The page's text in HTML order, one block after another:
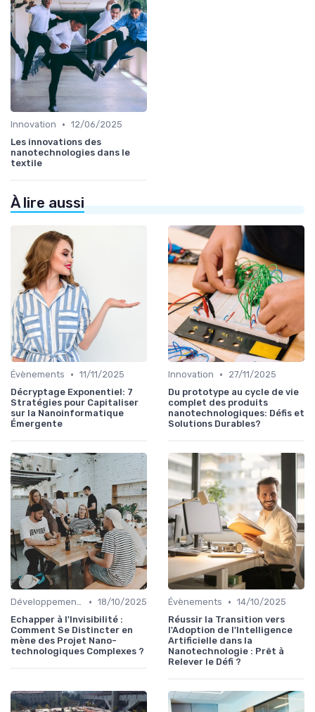
Innovation • 12/06/2025
Les innovations des
nanotechnologies dans le
textile
À lire aussi
Évènements • 11/11/2025
Décryptage Exponentiel: 7
Stratégies pour Capitaliser
sur la Nanoinformatique
Émergente
Innovation •
27/11/2025
Du prototype au cycle de vie
complet des produits
nanotechnologiques: Défis et
Solutions Durables?
Développement personnel • 18/10/2025
Echapper à l'Invisibilité :
Comment Se Distincter en
mène des Projet Nano-
technologiques Complexes ?
Évènements • 14/10/2025
Réussir la Transition vers
l'Adoption de l'Intelligence
Artificielle dans la
Nanotechnologie : Prêt à
Relever le Défi ?